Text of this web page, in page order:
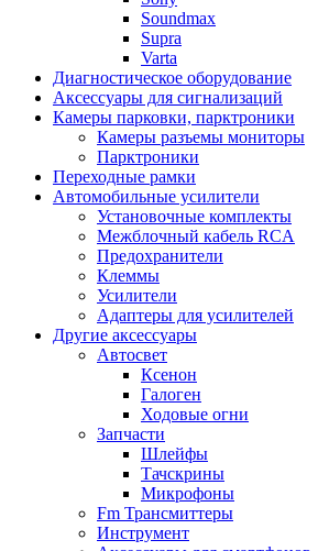
Soundmax
Supra
Varta
Диагностическое оборудование
Аксессуары для сигнализаций
Камеры парковки, парктроники
Камеры разъемы мониторы
Парктроники
Переходные рамки
Автомобильные усилители
Установочные комплекты
Межблочный кабель RCA
Предохранители
Клеммы
Усилители
Адаптеры для усилителей
Другие аксессуары
Автосвет
Ксенон
Галоген
Ходовые огни
Запчасти
Шлейфы
Тачскрины
Микрофоны
Fm Трансмиттеры
Инструмент